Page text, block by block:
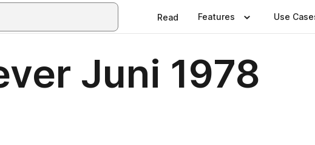
Read Features Use
Juni 1978